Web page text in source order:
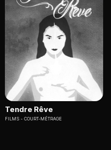
Tendre Rêve
FILMS COURT-MÉTRAGE